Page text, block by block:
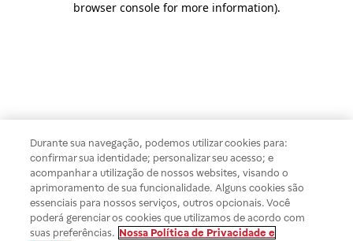
browser console for more information).
Durante sua navegação, podemos utilizar cookies para:
confirmar sua identidade; personalizar seu acesso; e
acompanhar a utilização de nossos websites, visando o
aprimoramento de sua funcionalidade. Alguns cookies são
essenciais para nossos serviços, outros opcionais. Você
poderá gerenciar os cookies que utilizamos de acordo com
suas preferências. Nossa Política de Privacidade e